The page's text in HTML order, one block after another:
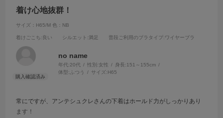
着け心地抜群！
サイズ：H65/M 色：NB
着けごこち:良い シルエット :満足 普段ご利用のブラタイプ :ワイヤーブラ
no name
年代:20代 性別:女性 身長:151～155cm
体型:ふつう サイズ:H65
常にですが、アンテシュクレさんの下着はホールド力がしっかりあり
ます！